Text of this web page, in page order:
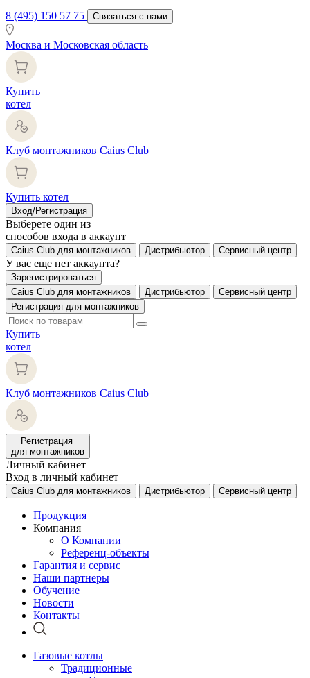
8 (495) 150 57 75 Связаться с нами
Москва и Московская область
Купить
котел
Клуб монтажников Caius Club
Купить котел
Вход/Регистрация
Выберете один из
способов входа в аккаунт
Caius Club для монтажников Дистрибьютор Сервисный центр
У вас еще нет аккаунта?
Зарегистрироваться
Caius Club для монтажников
Дистрибьютор
Сервисный центр
Регистрация для монтажников
Купить
котел
Клуб монтажников Caius Club
Регистрация
для монтажников
Личный кабинет
Вход в личный кабинет
Caius Club для монтажников Дистрибьютор Сервисный центр
Продукция
Компания
О Компании
Референц-объекты
Гарантия и сервис
Наши партнеры
Обучение
Новости
Контакты
Газовые котлы
Традиционные